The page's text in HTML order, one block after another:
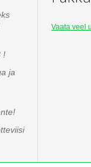
Vaata veel
!
ja